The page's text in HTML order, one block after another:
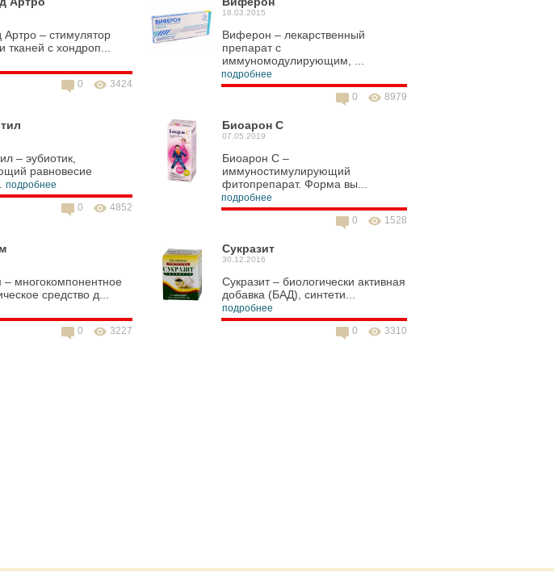
Артро – стимулятор
тканей с хондроп...
3424
0
18.03.2015
Виферон – лекарственный
препарат с
иммуномодулирующим, ...
подробнее
8979
0
– эубиотик,
равновесие
подробнее
4852
0
Биоарон С
07.05.2019
Биоарон С –
иммуностимулирующий
фитопрепарат. Форма вы...
подробнее
1528
0
многокомпонентное
средство д...
3227
0
Сукразит
30.12.2016
Сукразит – биологически активная
добавка (БАД), синтети...
подробнее
3310
0